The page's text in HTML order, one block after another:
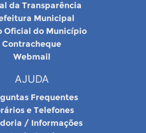
da Transparência
Municipal
Oficial do Município
Contracheque
Webmail
AJUDA
Frequentes
e Telefones
/ Informações